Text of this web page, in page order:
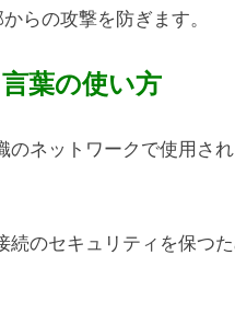
らの攻撃を防ぎます。
葉の使い方
のネットワークで使用さ
のセキュリティを保つ